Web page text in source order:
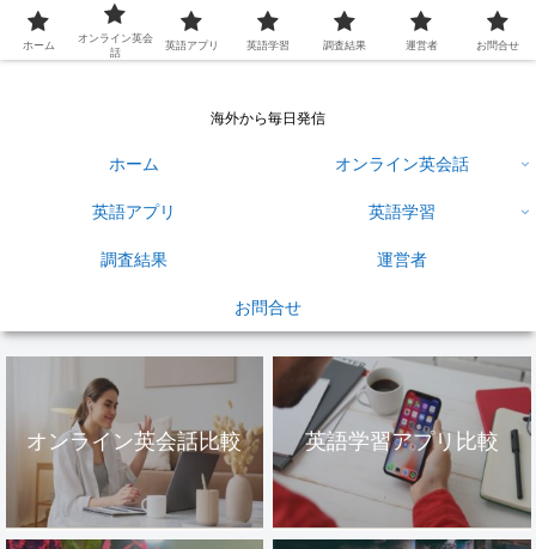
英語学習ひろば
海外から毎日発信
ホーム オンライン英会話
英語アプリ 英語学習
調査結果 運営者
お問合せ
オンライン英会話比較 英語学習アプリ比較
ホーム
オンライン英会
話
英語アプリ 英語学習 調査結果 運営者 お問合せ